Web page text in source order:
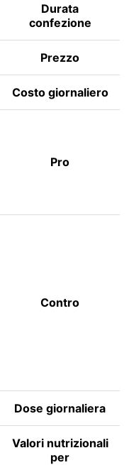
Durata
confezione
Prezzo
Costo giornaliero
Pro
Contro
Dose giornaliera
Valori nutrizionali
per